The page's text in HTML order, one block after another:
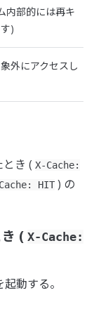
内部的には再キ
)
外にアクセスし
き ( X-Cache:
HIT ) の
( X-Cache:
動する。